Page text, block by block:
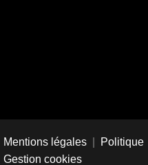
Mentions légales
Politique
Gestion cookies